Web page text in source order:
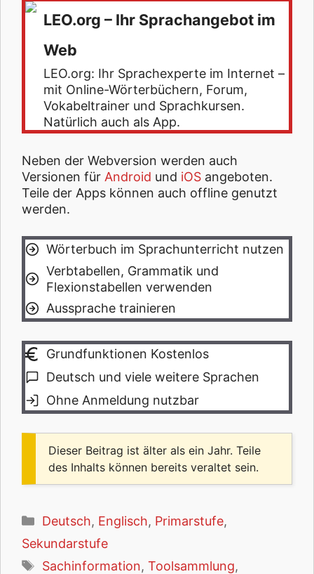
LEO.org – Ihr Sprachangebot im
Web
LEO.org: Ihr Sprachexperte im Internet –
mit Online-Wörterbüchern, Forum,
Vokabeltrainer und Sprachkursen.
Natürlich auch als App.
Neben der Webversion werden auch
Versionen für Android und iOS angeboten.
Teile der Apps können auch offline genutzt
werden.
Wörterbuch im Sprachunterricht nutzen
Verbtabellen, Grammatik und
Flexionstabellen verwenden
Aussprache trainieren
Grundfunktionen Kostenlos
Deutsch und viele weitere Sprachen
Ohne Anmeldung nutzbar
Dieser Beitrag ist älter als ein Jahr. Teile
des Inhalts können bereits veraltet sein.
Kategorien
Deutsch, Englisch, Primarstufe,
Sekundarstufe
Schlagwörter
Sachinformation, Toolsammlung,